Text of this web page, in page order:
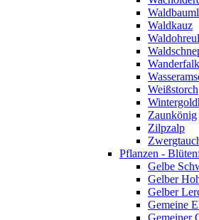
Waldkauz
Weißstorch
Zaunkönig
Zilpzalp
Pflanzen -
Gelbe
Gelber
Gelber
Gemeine
Gemeiner